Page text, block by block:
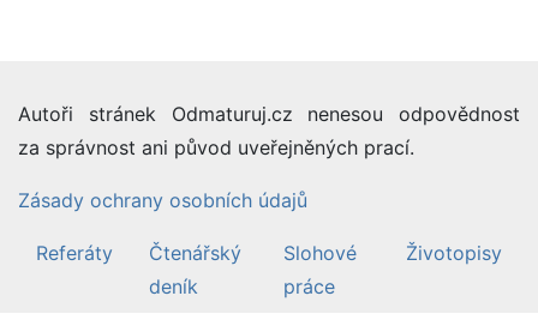
Autoři stránek Odmaturuj.cz nenesou odpovědnost
za správnost ani původ uveřejněných prací.
Zásady ochrany osobních údajů
Referáty
Čtenářský
deník
Slohové
práce
Životopisy